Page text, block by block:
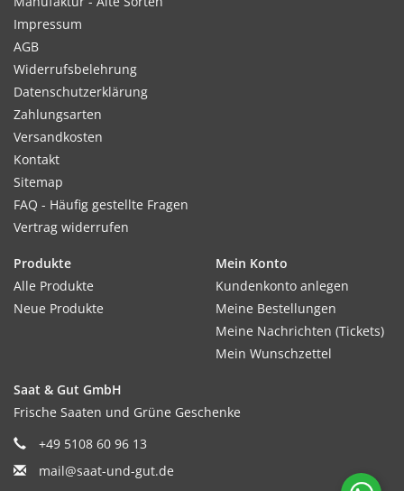
Impressum
AGB
Widerrufsbelehrung
Datenschutzerklärung
Zahlungsarten
Versandkosten
Kontakt
Sitemap
FAQ - Häufig gestellte Fragen
Vertrag widerrufen
Produkte
Alle Produkte
Neue Produkte
Mein Konto
Kundenkonto anlegen
Meine Bestellungen
Meine Nachrichten (Tickets)
Mein Wunschzettel
Saat & Gut GmbH
Frische Saaten und Grüne Geschenke
+49 5108 60 96 13
mail@saat-und-gut.de